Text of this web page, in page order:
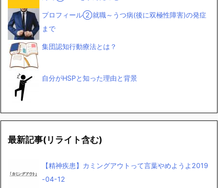
プロフィール②就職～うつ病(後に双極性障害)の発症
まで
集団認知行動療法とは？
自分がHSPと知った理由と背景
最新記事(リライト含む)
【精神疾患】カミングアウトって言葉やめようよ 2019
-04-12